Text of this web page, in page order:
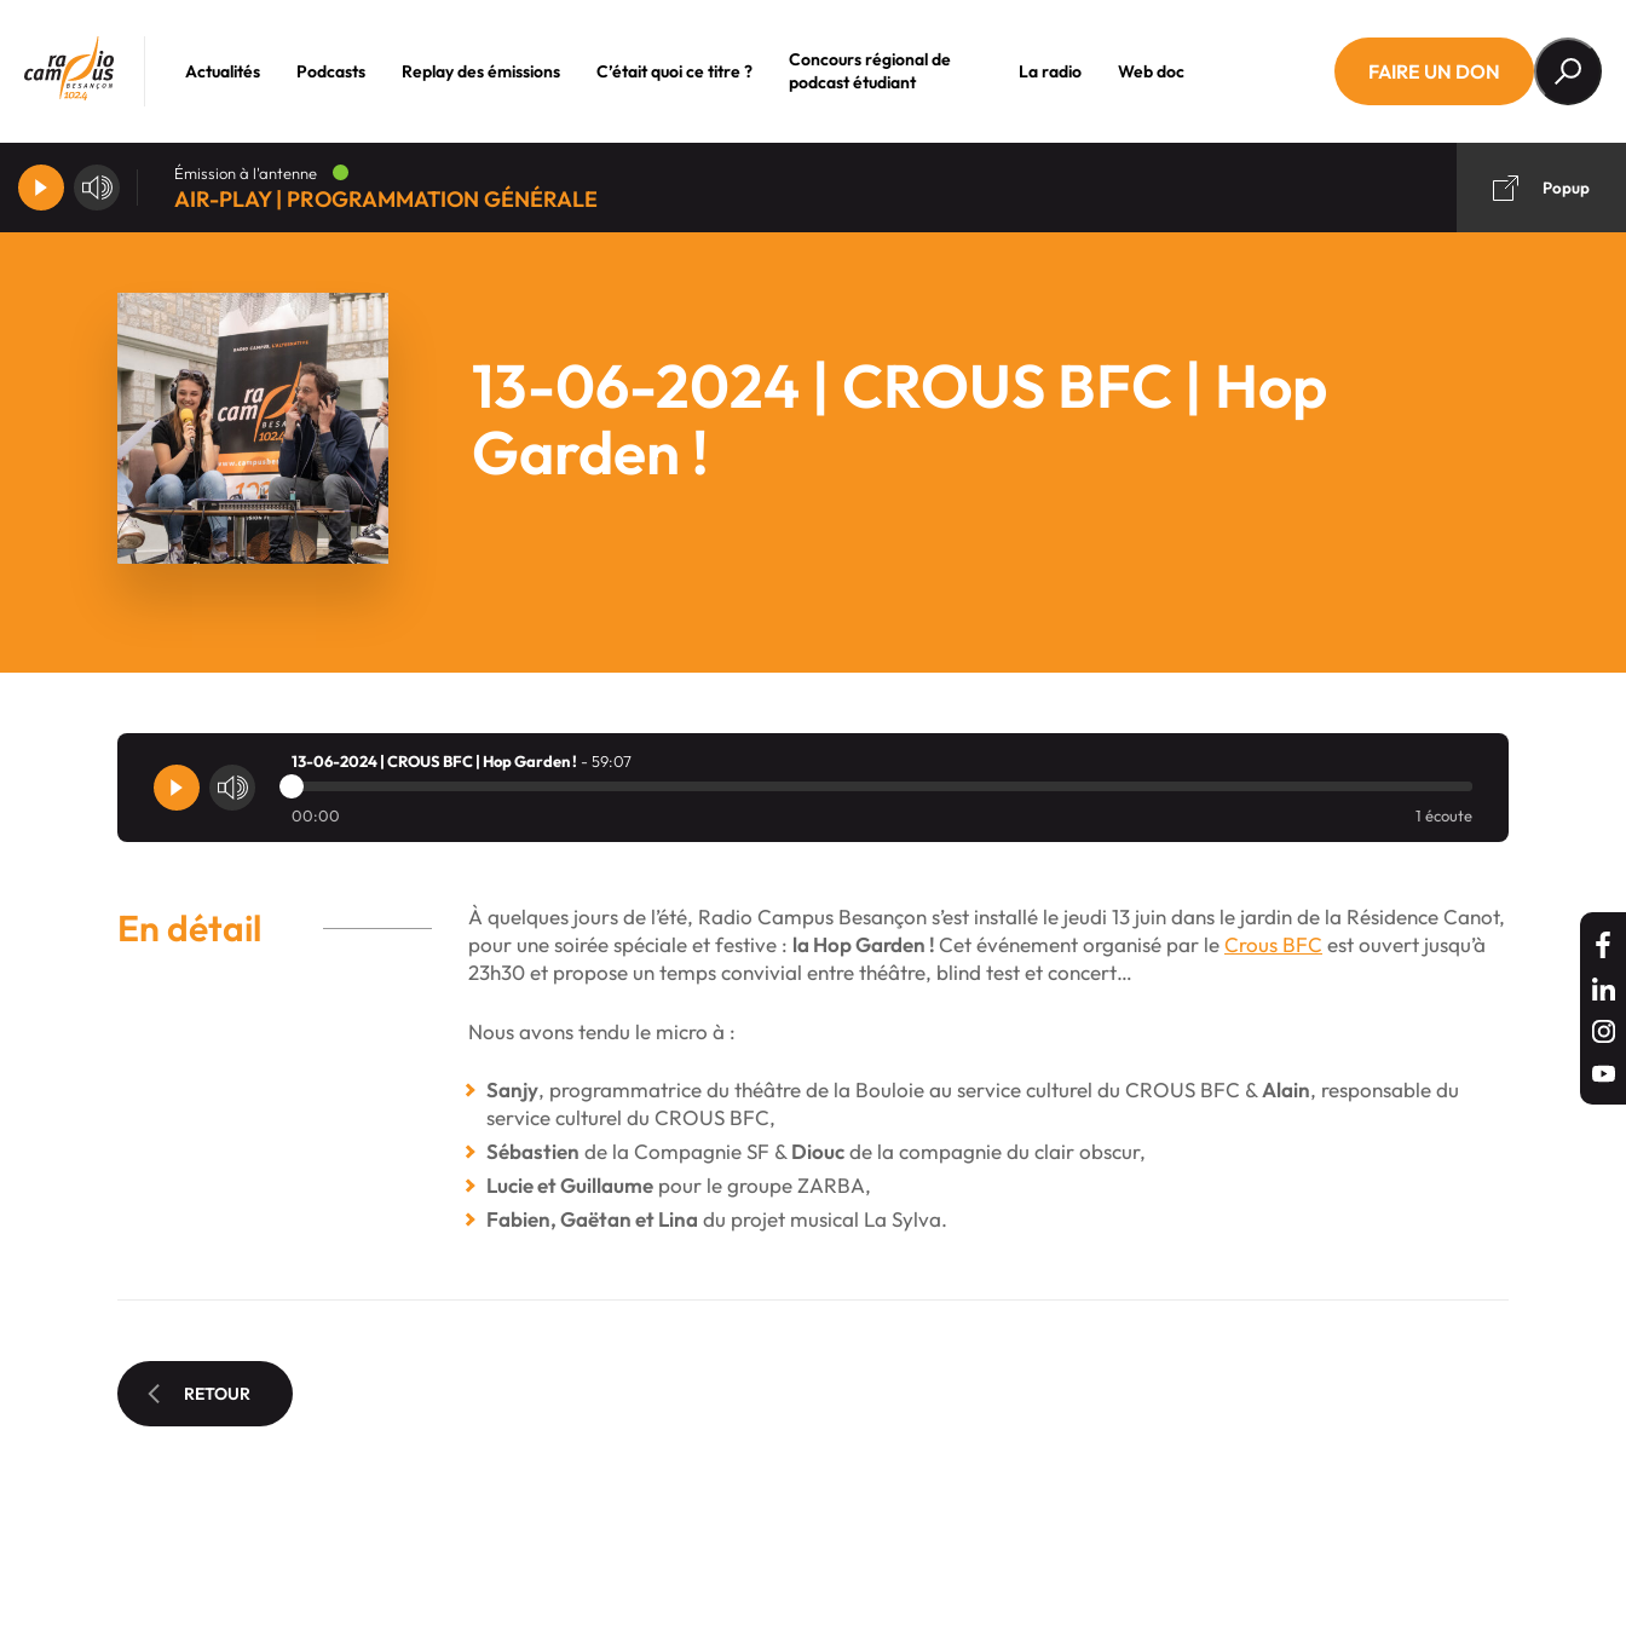
Actualités Podcasts Replay des émissions C’était quoi ce titre ?
Concours régional de
podcast étudiant
La radio Web doc FAIRE UN DON
Émission à l'antenne
AIR-PLAY | PROGRAMMATION GÉNÉRALE Popup
13-06-2024 | CROUS BFC | Hop
Garden !
13-06-2024 | CROUS BFC | Hop Garden ! - 59:07
00:00 1 écoute
En détail
À quelques jours de l’été, Radio Campus Besançon s’est installé le jeudi 13 juin dans le jardin de la Résidence Canot,
pour une soirée spéciale et festive : la Hop Garden !Cet événement organisé par leCrous BFC est ouvert jusqu’à
23h30 et propose un temps convivial entre théâtre, blind test et concert…
Nous avons tendu le micro à :
Sanjy, programmatrice du théâtre de la Bouloie au service culturel du CROUS BFC & Alain, responsable du
service culturel du CROUS BFC,
Sébastien de la Compagnie SF & Dioucde la compagnie du clair obscur,
Lucie et Guillaume pour le groupe ZARBA,
Fabien, Gaëtan et Lina du projet musical La Sylva.
RETOUR